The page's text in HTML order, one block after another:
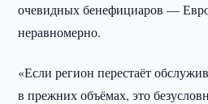
очевидных бенефициаров —
неравномерно.
«Если регион перестаёт
в прежних объёмах, это